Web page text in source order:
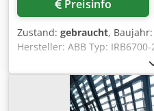
Preisinfo
Zustand: gebraucht, Baujahr:
Hersteller: ABB Typ:
Agpewa Baujahr: 2017 Inkl.
Handbediengerät Inkl.
Stück verfügbar Auf
Typ: IRBT6004 22726ä